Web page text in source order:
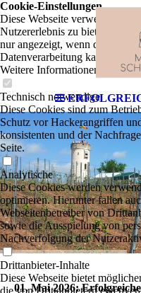
01. Mai 2026:
Cookie-Einstellungen
Diese Webseite verwendet
Nutzererlebnis zu bieten.
nur angezeigt, wenn die
Datenverarbeitung kann dann
Weitere Informationen hierzu
Technisch notwendige
Diese Cookies sind zum
Schutz vor Hackerangriffen
konsistenten und der
Seite.
Analytische
Diese Cookies werden
optimieren. Hierunter fallen
Webseitenbetreiber von
sowie die Ausspielung von
Nachverfolgung der
Drittanbieter-Inhalte
Diese Webseite bietet
die von Drittanbietern